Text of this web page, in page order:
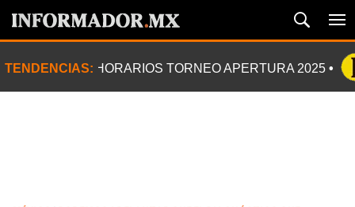
TENDENCIAS: HORARIOS TORNEO APERTURA 2025